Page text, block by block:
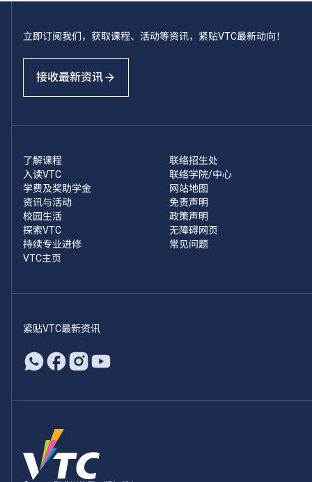
立即订阅我们，获取课程、活动等资讯，紧贴VTC最新动向！
接收最新资讯
了解课程
入读VTC
学费及奖助学金
资讯与活动
校园生活
探索VTC
持续专业进修
VTC主页
联络招生处
联络学院/中心
网站地图
免责声明
政策声明
无障碍网页
常见问题
紧贴VTC最新资讯